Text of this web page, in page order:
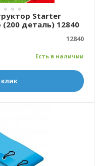
Starter
деталь) 12840
12840
Есть в наличии
клик